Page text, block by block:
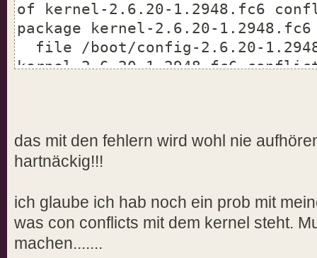
of kernel-2.6.20-1.2948.fc6
package kernel-2.6.20-1.2948.fc6
file /boot/config-2.6.20-
kernel-2.6.20-1.2948.fc6
package kernel-2.6.20-1.2948.fc6
file /boot/vmlinuz-2.6.20-
package kernel-2.6.20-1.2948.fc6
Error Summary
das mit den fehlern wird wohl nie
hartnäckig!!!
ich glaube ich hab noch ein prob mit
was con conflicts mit dem kernel steht.
machen.......